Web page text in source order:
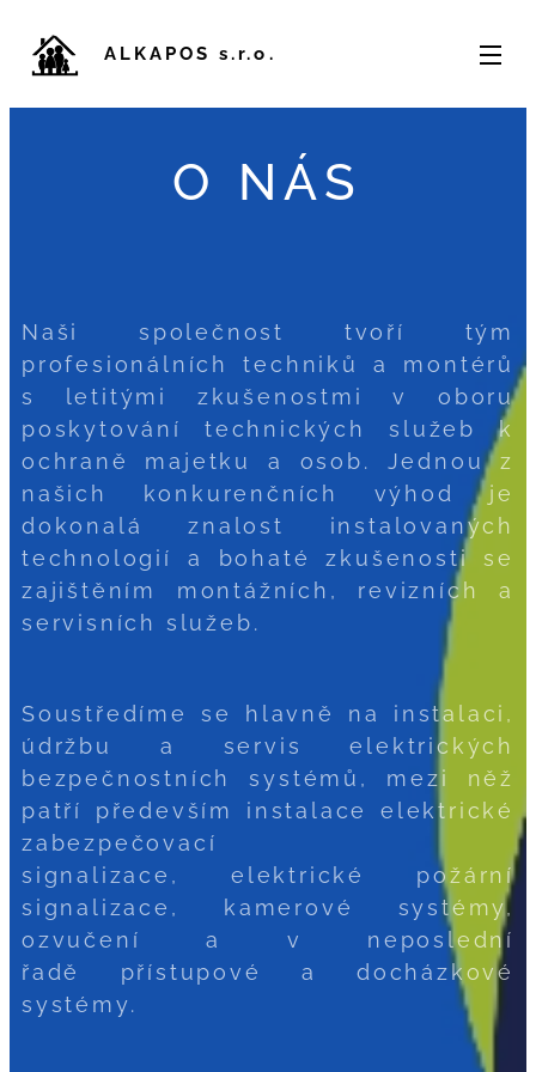
ALKAPOS s.r.o.
O NÁS
Naši společnost tvoří tým
profesionálních techniků a montérů
s letitými zkušenostmi v oboru
poskytování technických služeb k
ochraně majetku a osob. Jednou z
našich konkurenčních výhod je
dokonalá znalost instalovaných
technologií a bohaté zkušenosti se
zajištěním montážních, revizních a
servisních služeb.
Soustředíme se hlavně na instalaci,
údržbu a servis elektrických
bezpečnostních systémů, mezi něž
patří především instalace elektrické
zabezpečovací
signalizace, elektrické požární
signalizace, kamerové systémy,
ozvučení a v neposlední
řadě přístupové a docházkové
systémy.